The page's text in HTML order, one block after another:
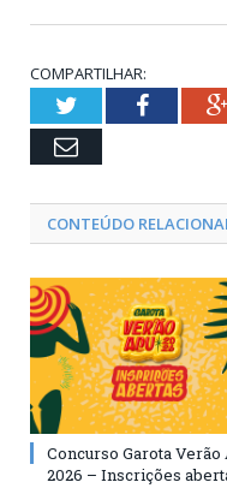
COMPARTILHAR:
Twitter
Email
CONTEÚDO
Concurso Garota Verão
2026 – Inscrições